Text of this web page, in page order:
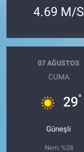
4.69 M/S
07 AĞUSTOS
CUMA
29°
Güneşli
Nem: %28